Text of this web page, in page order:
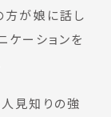
方が娘に話し
ケーションを
見知りの強